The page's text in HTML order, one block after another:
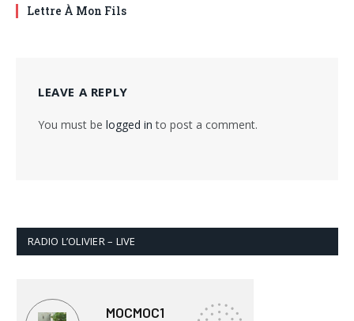
Lettre À Mon Fils
LEAVE A REPLY
You must be logged in to post a comment.
RADIO L’OLIVIER – LIVE